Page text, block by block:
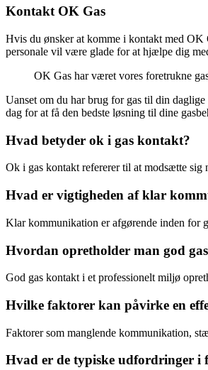
Kontakt OK Gas
Hvis du ønsker at komme i kontakt med OK
personale vil være glade for at hjælpe dig
OK Gas har været vores foretrukne
Uanset om du har brug for gas til din
dag for at få den bedste løsning til dine
Hvad betyder ok i gas kontakt?
Ok i gas kontakt refererer til at modsætte sig
Hvad er vigtigheden af klar
Klar kommunikation er afgørende inden for
Hvordan opretholder man god
God gas kontakt i et professionelt miljø
Hvilke faktorer kan påvirke en
Faktorer som manglende kommunikation,
Hvad er de typiske udfordringer i